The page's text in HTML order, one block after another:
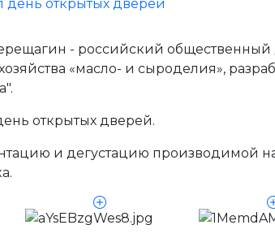
- российский общественный
«масло- и сыроделия»,
открытых дверей.
и дегустацию производимой